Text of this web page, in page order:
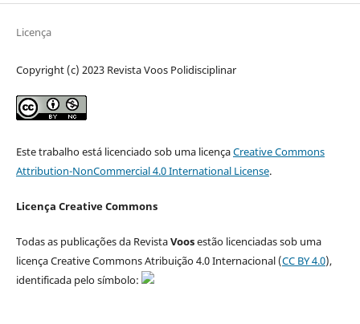
Licença
Copyright (c) 2023 Revista Voos Polidisciplinar
Este trabalho está licenciado sob uma licençaCreative Commons
Attribution-NonCommercial 4.0 International License.
Licença Creative Commons
Todas as publicações da RevistaVoosestão licenciadas sob uma
licença Creative Commons Atribuição 4.0 Internacional (CC BY 4.0),
identificada pelo símbolo: